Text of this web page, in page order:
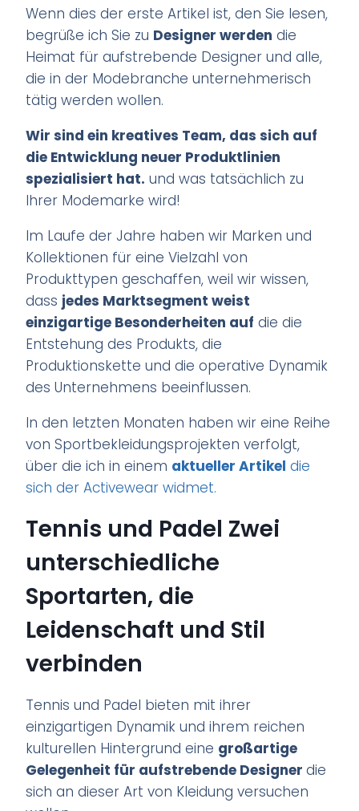
Wenn dies der erste Artikel ist, den Sie lesen,
begrüße ich Sie zu Designer werden die
Heimat für aufstrebende Designer und alle,
die in der Modebranche unternehmerisch
tätig werden wollen.
Wir sind ein kreatives Team, das sich auf
die Entwicklung neuer Produktlinien
spezialisiert hat. und was tatsächlich zu
Ihrer Modemarke wird!
Im Laufe der Jahre haben wir Marken und
Kollektionen für eine Vielzahl von
Produkttypen geschaffen, weil wir wissen,
dass jedes Marktsegment weist
einzigartige Besonderheiten auf die die
Entstehung des Produkts, die
Produktionskette und die operative Dynamik
des Unternehmens beeinflussen.
In den letzten Monaten haben wir eine Reihe
von Sportbekleidungsprojekten verfolgt,
über die ich in einem aktueller Artikel die
sich der Activewear widmet.
Tennis und Padel Zwei
unterschiedliche
Sportarten, die
Leidenschaft und Stil
verbinden
Tennis und Padel bieten mit ihrer
einzigartigen Dynamik und ihrem reichen
kulturellen Hintergrund eine großartige
Gelegenheit für aufstrebende Designerdie
sich an dieser Art von Kleidung versuchen